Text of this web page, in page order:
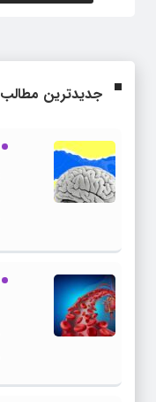
جدیدترین مطالب